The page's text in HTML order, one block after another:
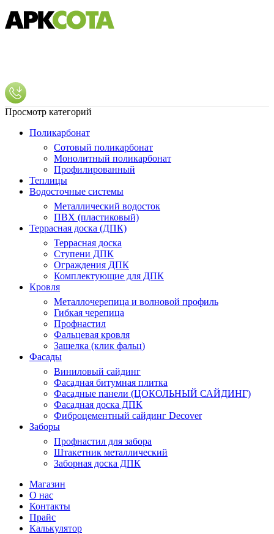
Просмотр категорий
Поликарбонат
Сотовый поликарбонат
Монолитный поликарбонат
Профилированный
Теплицы
Водосточные системы
Металлический водосток
ПВХ (пластиковый)
Террасная доска (ДПК)
Террасная доска
Ступени ДПК
Ограждения ДПК
Комплектующие для ДПК
Кровля
Металлочерепица и волновой профиль
Гибкая черепица
Профнастил
Фальцевая кровля
Защелка (клик фальц)
Фасады
Виниловый сайдинг
Фасадная битумная плитка
Фасадные панели (ЦОКОЛЬНЫЙ САЙДИНГ)
Фасадная доска ДПК
Фиброцементный сайдинг Decover
Заборы
Профнастил для забора
Штакетник металлический
Заборная доска ДПК
Магазин
О нас
Контакты
Прайс
Калькулятор